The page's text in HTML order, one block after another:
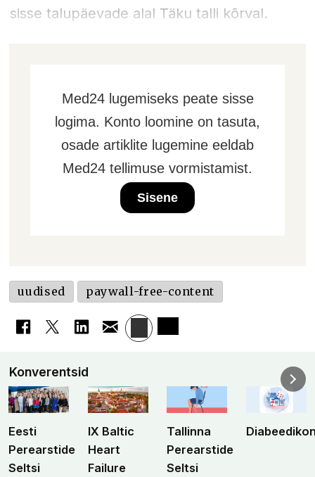
sisse talupäevade alal Täku talli kõrval.
Med24 lugemiseks peate sisse
logima. Konto loomine on tasuta,
osade artiklite lugemine eeldab
Med24 tellimuse vormistamist.
Sisene
uudised paywall-free-content
Konverentsid
Eesti
Perearstide
Seltsi
IX Baltic
Heart
Failure
Tallinna
Perearstide
Seltsi